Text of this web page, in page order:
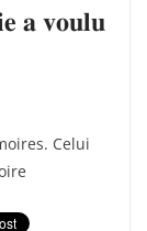
𝐚 𝐯𝐨𝐮𝐥𝐮
Celui